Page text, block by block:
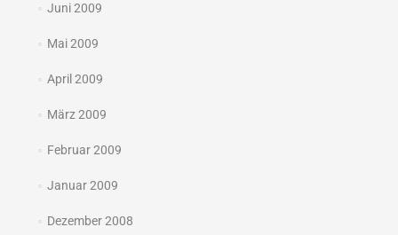
Juni 2009
Mai 2009
April 2009
März 2009
Februar 2009
Januar 2009
Dezember 2008